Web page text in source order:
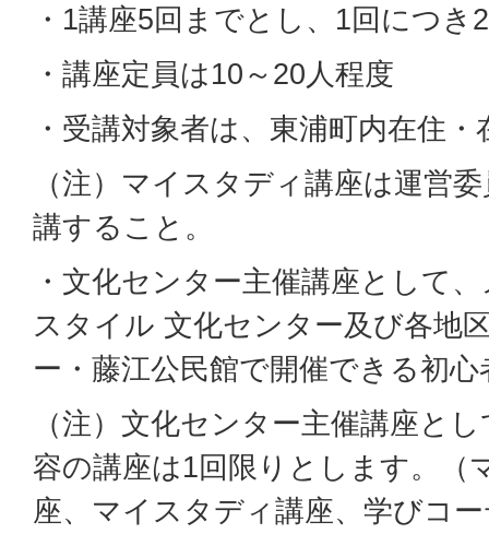
・1講座5回までとし、1回につき
・講座定員は10～20人程度
・受講対象者は、東浦町内在住
（注）マイスタディ講座は運営
講すること。
・文化センター主催講座として
スタイル 文化センター及び各地
ー・藤江公民館で開催できる初
（注）文化センター主催講座と
容の講座は1回限りとします。（
座、マイスタディ講座、学びコ